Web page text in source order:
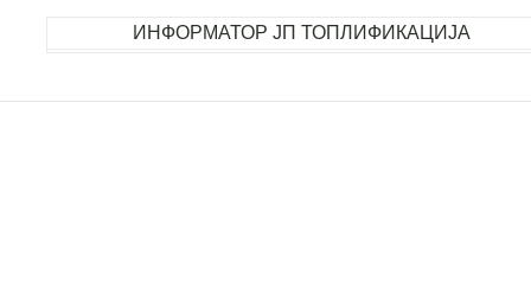
ИНФОРМАТОР ЈП ТОПЛИФИКАЦИЈА